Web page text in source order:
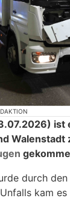
ist
Walenstadt
durch
kam es